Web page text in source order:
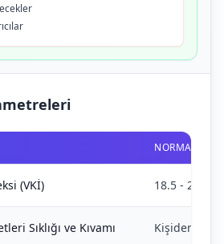
NORMAL
(VKİ) 18.5 - 24.9
Sıklığı ve Kıvamı Kişiden